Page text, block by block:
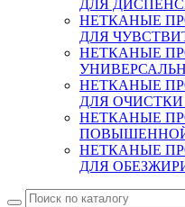
ДЛЯ
НЕТКАНЫЕ
ДЛЯ
НЕТКАНЫЕ
НЕТКАНЫЕ
ДЛЯ
НЕТКАНЫЕ
НЕТКАНЫЕ
ДЛЯ